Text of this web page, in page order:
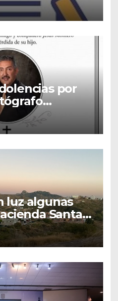
por
luz algunas
Santa